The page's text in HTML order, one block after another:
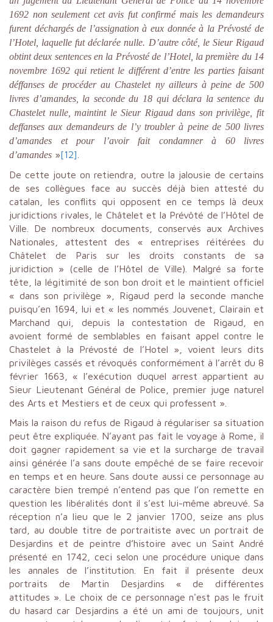
1692 non seulement cet avis fut confirmé mais les demandeurs
furent déchargés de l’assignation à eux donnée à la Prévosté de
l’Hotel, laquelle fut déclarée nulle. D’autre côté, le Sieur Rigaud
obtint deux sentences en la Prévosté de l’Hotel, la première du 14
novembre 1692 qui retient le différent d’entre les parties faisant
déffanses de procéder au Chastelet ny ailleurs à peine de 500
livres d’amandes, la seconde du 18 qui déclara la sentence du
Chastelet nulle, maintint le Sieur Rigaud dans son privilège, fit
deffanses aux demandeurs de l’y troubler à peine de 500 livres
d’amandes et pour l’avoir fait condamner à 60 livres
d’amandes »[12]
De cette joute on retiendra, outre la jalousie de certains
de ses collègues face au succès déjà bien attesté du
catalan, les conflits qui opposent en ce temps là deux
juridictions rivales, le Châtelet et la Prévôté de l’Hôtel de
Ville. De nombreux documents, conservés aux Archives
Nationales, attestent des « entreprises réitérées du
Châtelet de Paris sur les droits constants de sa
juridiction » (celle de l’Hôtel de Ville). Malgré sa forte
tête, la légitimité de son bon droit et le maintient officiel
« dans son privilège », Rigaud perd la seconde manche
puisqu’en 1694, lui et « les nommés Jouvenet, Clairain et
Marchand qui, depuis la contestation de Rigaud, en
avoient formé de semblables en faisant appel contre le
Chastelet à la Prévosté de l’Hotel », voient leurs dits
privilèges cassés et révoqués conformément à l’arrêt du 8
février 1663, « l’exécution duquel arrest appartient au
Sieur Lieutenant Général de Police, premier juge naturel
des Arts et Mestiers et de ceux qui professent ».
Mais la raison du refus de Rigaud à régulariser sa situation
peut être expliquée. N’ayant pas fait le voyage à Rome, il
doit gagner rapidement sa vie et la surcharge de travail
ainsi générée l’a sans doute empêché de se faire recevoir
en temps et en heure. Sans doute aussi ce personnage au
caractère bien trempé n’entend pas que l’on remette en
question les libéralités dont il s’est lui-même abreuvé. Sa
réception n’a lieu que le 2 janvier 1700, seize ans plus
tard, au double titre de portraitiste avec un portrait de
Desjardins et de peintre d’histoire avec un Saint André
présenté en 1742, ceci selon une procédure unique dans
les annales de l’institution. En fait il présente deux
portraits de Martin Desjardins « de différentes
attitudes ». Le choix de ce personnage n'est pas le fruit
du hasard car Desjardins a été un ami de toujours, unit